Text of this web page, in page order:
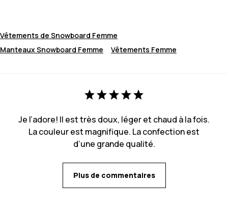
Vêtements de Snowboard Femme
Manteaux Snowboard Femme
Vêtements Femme
Je l’adore! Il est très doux, léger et chaud à la fois.
La couleur est magnifique. La confection est
d’une grande qualité.
Plus de commentaires